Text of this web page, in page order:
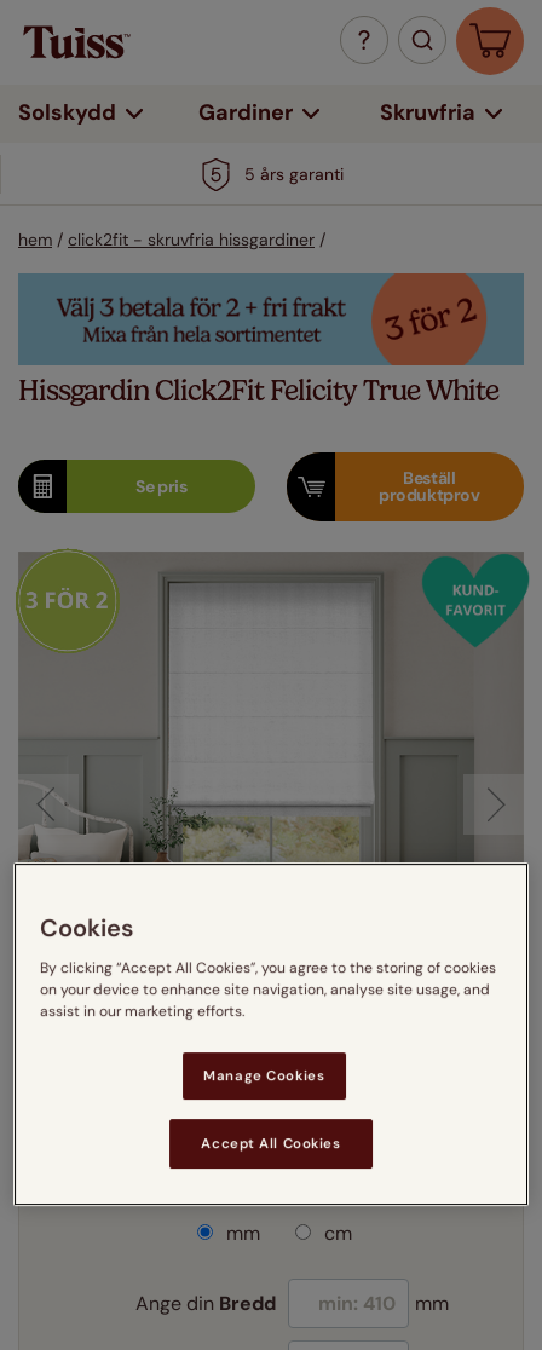
Solskydd Gardiner Skruvfria
5 års garanti
hem / click2fit - skruvfria hissgardiner /
Hissgardin Click2Fit Felicity True White
Sepris Beställ
produktprov
mm cm
Ange din Bredd mm
Cookies
By clicking “Accept All Cookies”, you agree to the storing of cookies
on your device to enhance site navigation, analyse site usage, and
assist in our marketing efforts.
Manage Cookies
Accept All Cookies